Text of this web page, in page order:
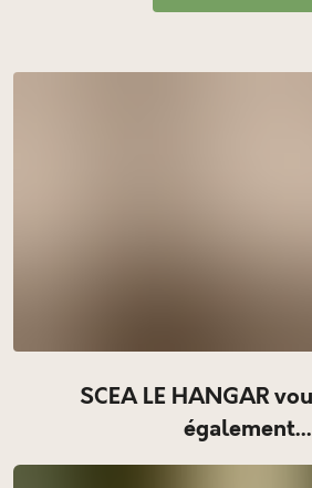
SCEA LE HANGAR vous propose
également...